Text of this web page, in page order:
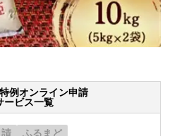
例オンライン申請
ービス一覧
ふるまど